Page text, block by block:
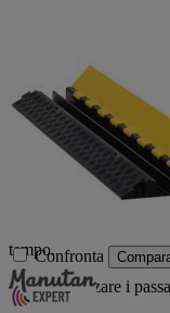
offrire la massima
Canaline Passacavi
Per le applicazioni
industriali sono una
canaline, disponibili a
protezione aggiuntiva
causati da condizioni
pesante. Le canaline
progettate per essere
garantendo così una
tempo.
Perché utilizzare i
Confronta